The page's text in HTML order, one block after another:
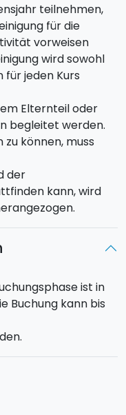
teilnehmen,
für die
vorweisen
wird sowohl
für jeden Kurs
Elternteil oder
begleitet werden.
können, muss
der
kann, wird
ist in
Buchung kann bis